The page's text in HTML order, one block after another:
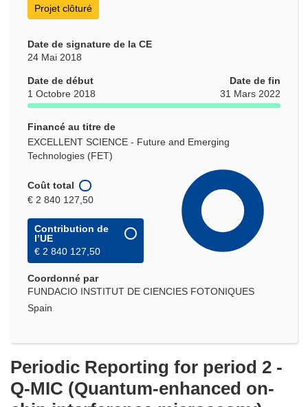
Projet clôturé
Date de signature de la CE
24 Mai 2018
Date de début
1 Octobre 2018
Date de fin
31 Mars 2022
Financé au titre de
EXCELLENT SCIENCE - Future and Emerging
Technologies (FET)
Coût total
€ 2 840 127,50
Contribution de
l’UE
€ 2 840 127,50
Coordonné par
FUNDACIO INSTITUT DE CIENCIES FOTONIQUES
Spain
Periodic Reporting for period 2 -
Q-MIC (Quantum-enhanced on-